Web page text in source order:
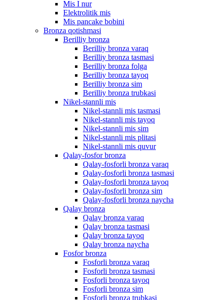
Mis I nur
Elektrolitik mis
Mis pancake bobini
Bronza qotishmasi
Berilliy bronza
Berilliy bronza varaq
Berilliy bronza tasmasi
Berilliy bronza folga
Berilliy bronza tayoq
Berilliy bronza sim
Berilliy bronza trubkasi
Nikel-stannli mis
Nikel-stannli mis tasmasi
Nikel-stannli mis tayoq
Nikel-stannli mis sim
Nikel-stannli mis plitasi
Nikel-stannli mis quvur
Qalay-fosfor bronza
Qalay-fosforli bronza varaq
Qalay-fosforli bronza tasmasi
Qalay-fosforli bronza tayoq
Qalay-fosforli bronza sim
Qalay-fosforli bronza naycha
Qalay bronza
Qalay bronza varaq
Qalay bronza tasmasi
Qalay bronza tayoq
Qalay bronza naycha
Fosfor bronza
Fosforli bronza varaq
Fosforli bronza tasmasi
Fosforli bronza tayoq
Fosforli bronza sim
Fosforli bronza trubkasi